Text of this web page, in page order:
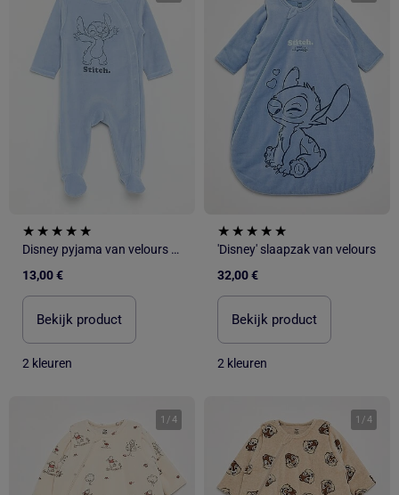
Disney pyjama van velours met lange mouwen
13,00 €
Bekijk product
2 kleuren
'Disney' slaapzak van velours
32,00 €
Bekijk product
2 kleuren
1 /4 1 /4